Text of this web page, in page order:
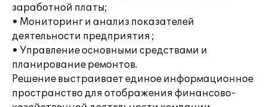
заработной платы;
• Мониторинг и анализ показателей
деятельности предприятия ;
• Управление основными средствами и
планирование ремонтов.
Решение выстраивает единое информационное
пространство для отображения финансово-